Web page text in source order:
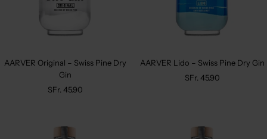
AARVER Original – Swiss Pine Dry
Gin
Sale
SFr. 45.90
AARVER Lido – Swiss Pine Dry Gin
Sale
SFr. 45.90